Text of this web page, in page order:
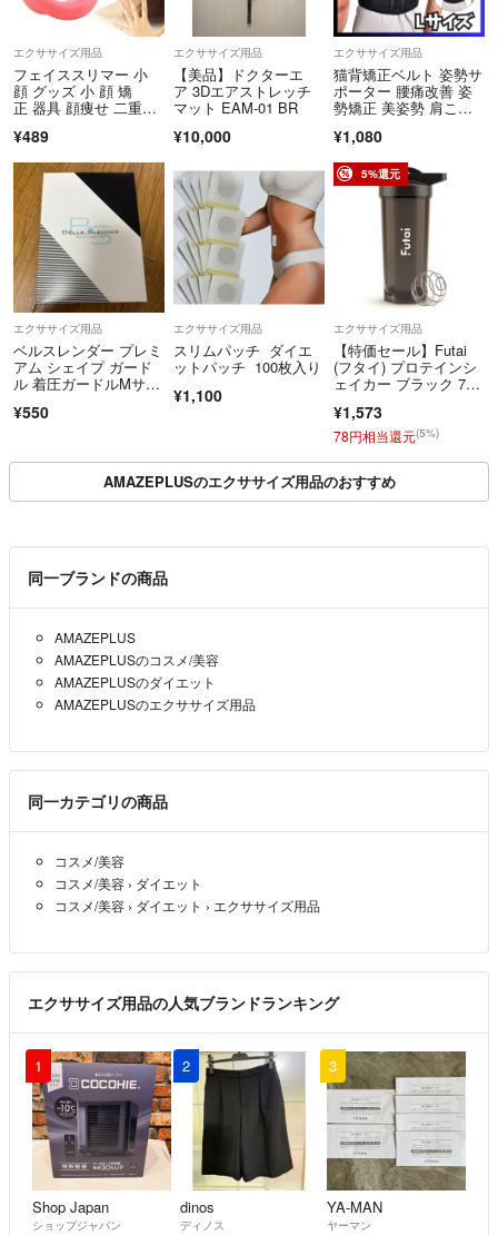
エクササイズ用品
フェイススリマー 小
顔 グッズ 小 顔 矯
正 器具 顔痩せ 二重あ
スピース
¥489
エクササイズ用品
【美品】ドクターエ
ア 3Dエアストレッチ
マット EAM-01 BR
¥10,000
エクササイズ用品
猫背矯正ベルト 姿勢サ
ポーター 腰痛改善 姿
勢矯正 美姿勢 肩こ
¥1,080
エクササイズ用品
ベルスレンダー プレミ
アム シェイプ ガード
ル 着圧ガードルMサイ
¥550
エクササイズ用品
スリムパッチ ダイエ
ットパッチ 100枚入り
¥1,100
5%還元
エクササイズ用品
【特価セール】Futai
(フタイ) プロテインシ
ェイカー ブラック 700
¥1,573
78円相当還元(5%)
AMAZEPLUSのエクササイズ用品のおすすめ
同一ブランドの商品
AMAZEPLUS
AMAZEPLUSのコスメ/美容
AMAZEPLUSのダイエット
AMAZEPLUSのエクササイズ用品
同一カテゴリの商品
コスメ/美容
コスメ/美容 › ダイエット
コスメ/美容 › ダイエット › エクササイズ用品
エクササイズ用品の人気ブランドランキング
1
Shop Japan
ショップジャパン
2
dinos
ディノス
3
YA-MAN
ヤーマン